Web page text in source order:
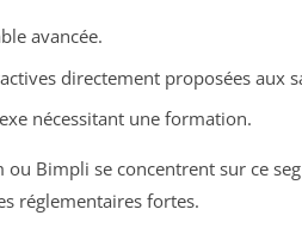
avancée.
directement proposées aux
nécessitant une formation.
ou Bimpli se concentrent sur ce
réglementaires fortes.